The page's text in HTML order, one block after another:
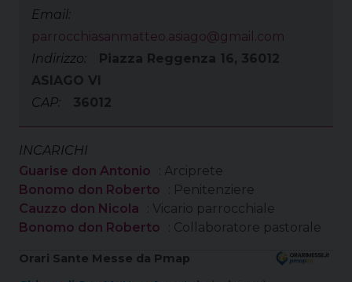
Email:
parrocchiasanmatteo.asiago@gmail.com
Indirizzo:
Piazza Reggenza 16, 36012
ASIAGO VI
CAP:
36012
INCARICHI
Guarise don Antonio
: Arciprete
Bonomo don Roberto
: Penitenziere
Cauzzo don Nicola
: Vicario parrocchiale
Bonomo don Roberto
: Collaboratore pastorale
Orari Sante Messe da Pmap